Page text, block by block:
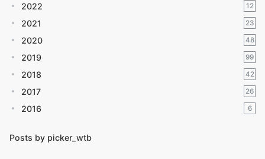
2022 12
2021 23
2020 48
2019 99
2018 42
2017 26
2016 6
Posts by picker_wtb